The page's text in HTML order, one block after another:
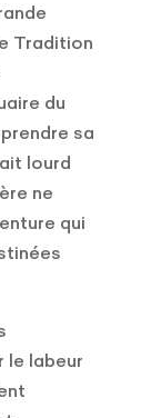
Tradition
du
sa
lourd
ne
qui
le labeur